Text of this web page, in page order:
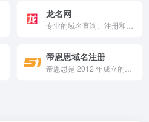
龙名网
帝恩思域名注册